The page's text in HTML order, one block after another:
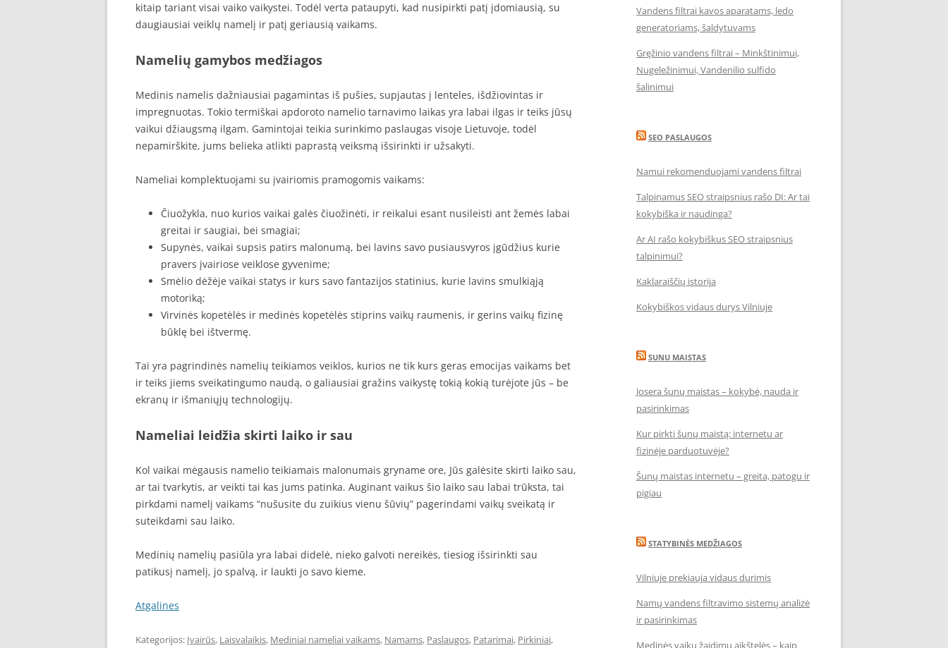
kitaip tariant visai vaiko vaikystei. Todėl verta pataupyti, kad nusipirkti patį įdomiausią, su
daugiausiai veiklų namelį ir patį geriausią vaikams.
Namelių gamybos medžiagos
Medinis namelis dažniausiai pagamintas iš pušies, supjautas į lenteles, išdžiovintas ir
impregnuotas. Tokio termiškai apdoroto namelio tarnavimo laikas yra labai ilgas ir teiks jūsų
vaikui džiaugsmą ilgam. Gamintojai teikia surinkimo paslaugas visoje Lietuvoje, todėl
nepamirškite, jums belieka atlikti paprastą veiksmą išsirinkti ir užsakyti.
Nameliai komplektuojami su įvairiomis pramogomis vaikams:
Čiuožykla, nuo kurios vaikai galės čiuožinėti, ir reikalui esant nusileisti ant žemės labai
greitai ir saugiai, bei smagiai;
Supynės, vaikai supsis patirs malonumą, bei lavins savo pusiausvyros įgūdžius kurie
pravers įvairiose veiklose gyvenime;
Smėlio dėžėje vaikai statys ir kurs savo fantazijos statinius, kurie lavins smulkiąją
motoriką;
Virvinės kopetėlės ir medinės kopetėlės stiprins vaikų raumenis, ir gerins vaikų fizinę
būklę bei ištvermę.
Tai yra pagrindinės namelių teikiamos veiklos, kurios ne tik kurs geras emocijas vaikams bet
ir teiks jiems sveikatingumo naudą, o galiausiai gražins vaikystę tokią kokią turėjote jūs – be
ekranų ir išmaniųjų technologijų.
Nameliai leidžia skirti laiko ir sau
Kol vaikai mėgausis namelio teikiamais malonumais gryname ore, Jūs galėsite skirti laiko sau,
ar tai tvarkytis, ar veikti tai kas jums patinka. Auginant vaikus šio laiko sau labai trūksta, tai
pirkdami namelį vaikams “nušusite du zuikius vienu šūvių” pagerindami vaikų sveikatą ir
suteikdami sau laiko.
Medinių namelių pasiūla yra labai didelė, nieko galvoti nereikės, tiesiog išsirinkti sau
patikusį namelį, jo spalvą, ir laukti jo savo kieme.
Atgalines
Kategorijos: Įvairūs, Laisvalaikis, Mediniai nameliai vaikams, Namams, Paslaugos, Patarimai, Pirkiniai,
Vandens filtrai kavos aparatams, ledo
generatoriams, šaldytuvams
Gręžinio vandens filtrai – Minkštinimui,
Nugeležinimui, Vandenilio sulfido
šalinimui
SEO PASLAUGOS
Namui rekomenduojami vandens filtrai
Talpinamus SEO straipsnius rašo DI: Ar tai
kokybiška ir naudinga?
Ar AI rašo kokybiškus SEO straipsnius
talpinimui?
Kaklaraiščių istorija
Kokybiškos vidaus durys Vilniuje
SUNU MAISTAS
Josera šunų maistas – kokybė, nauda ir
pasirinkimas
Kur pirkti šunų maistą: internetu ar
fizinėje parduotuvėje?
Šunų maistas internetu – greita, patogu ir
pigiau
STATYBINĖS MEDŽIAGOS
Vilniuje prekiauja vidaus durimis
Namų vandens filtravimo sistemų analizė
ir pasirinkimas
Medinės vaikų žaidimų aikštelės – kaip